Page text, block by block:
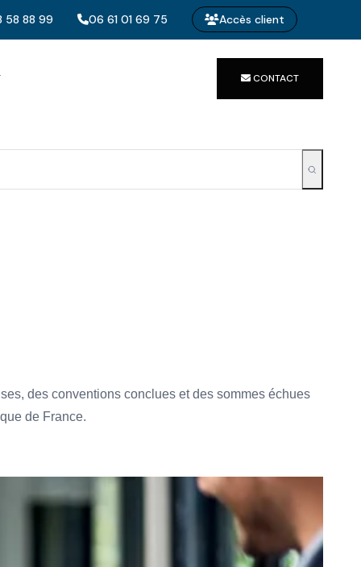
58 88 99 06 61 01 69 75 Accès client
CONTACT
des conventions conclues et des sommes échues
de France.